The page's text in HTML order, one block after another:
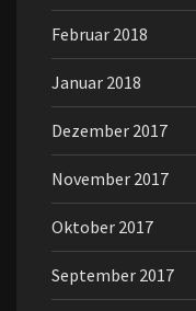
Februar 2018
Januar 2018
Dezember 2017
November 2017
Oktober 2017
September 2017